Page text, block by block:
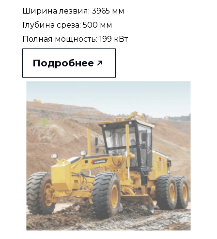
Ширина лезвия: 3965 мм
Глубина среза: 500 мм
Полная мощность: 199 кВт
Подробнее